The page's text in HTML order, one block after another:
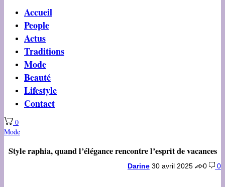
Accueil
People
Actus
Traditions
Mode
Beauté
Lifestyle
Contact
0
Mode
Style raphia, quand l’élégance rencontre l’esprit de vacances
Darine 30 avril 2025 0 0